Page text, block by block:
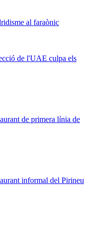
al faraònic
de l'UAE culpa els
de primera línia de
informal del Pirineu